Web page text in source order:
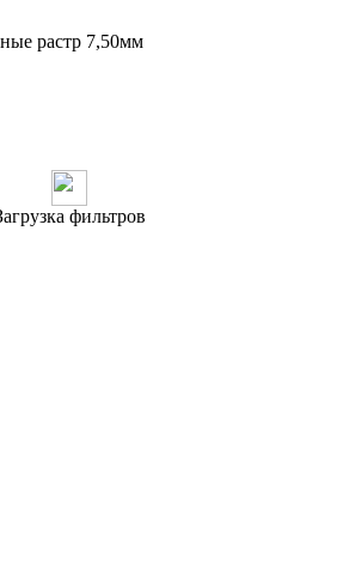
растр 7,50мм
фильтров